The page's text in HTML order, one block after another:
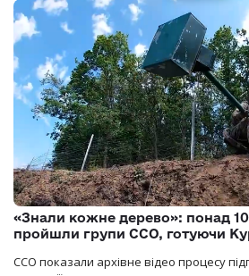
«Знали кожне дерево»: понад
пройшли групи ССО, готуючи
ССО показали архівне відео процесу